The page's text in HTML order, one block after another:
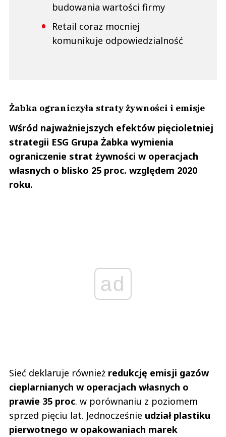
budowania wartości firmy
Retail coraz mocniej
komunikuje odpowiedzialność
Żabka ograniczyła straty żywności i emisje
Wśród najważniejszych efektów pięcioletniej
strategii ESG Grupa Żabka wymienia
ograniczenie strat żywności w operacjach
własnych o blisko 25 proc. względem 2020
roku.
ad
Sieć deklaruje również redukcję emisji gazów
cieplarnianych w operacjach własnych o
prawie 35 proc. w porównaniu z poziomem
sprzed pięciu lat. Jednocześnie udział plastiku
pierwotnego w opakowaniach marek